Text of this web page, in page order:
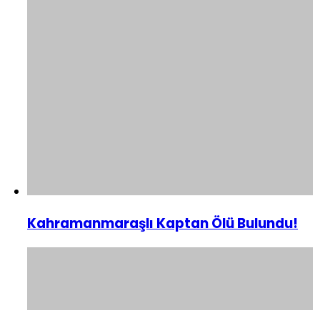
Kahramanmaraşlı Kaptan Ölü Bulundu!